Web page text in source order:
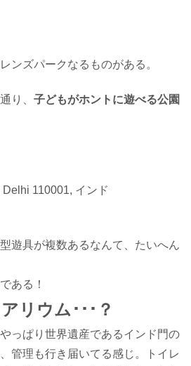
ンズパークなるものがある。
り、 子どもがホントに遊べる公園
110001, インド
遊具が複数あるなんて、たいへん
ある！
リウム･･･？
っぱり世界遺産であるインド門の
管理も行き届いてる感じ。トイレ